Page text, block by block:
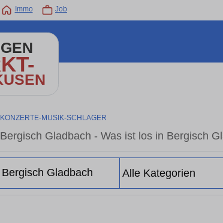
Immo Job
KONZERTE-MUSIK-SCHLAGER
Gladbach - Was ist los in Bergisch